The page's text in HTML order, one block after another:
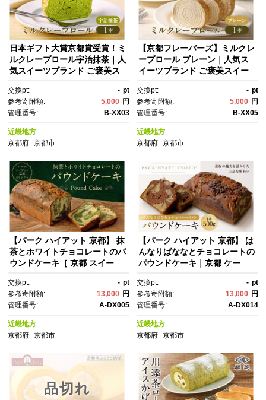
日本ギフト大賞京都賞受賞！ミ
ルクレープロール宇治抹茶｜人
気スイーツブランド ご褒美ス
ルクレープのロールケーキ 厳
選茶葉使用 人気 小さめ おすす
め グルメ 洋菓子 ケーキ クレー
プ ギフト プレゼント お取り寄
せ 通販 送料無料 ふるさと納
税 ］
交換pt: - pt
参考寄附額:
5,000 円
管理番号:
B-XX03
近畿地方
京都府
京都市
【京都フレーバーズ】ミルクレ
ープロール プレーン｜人気ス
イーツブランド ご褒美スイー
レープのロールケーキ 生クリ
ーム 人気 小さめ おすすめ グル
メ 洋菓子 ケーキ クレープ ギフ
ト プレゼント お取り寄せ 通
販 送料無料 ふるさと納税 ］
交換pt: - pt
参考寄附額:
5,000 円
管理番号:
B-XX05
近畿地方
京都府 京都市
【パーク ハイアット 京都】 抹
茶とホワイトチョコレートのパ
ウンドケーキ［ 京都 スイー
め お取り寄せ お菓子 洋菓子 ふ
るさと納税 ］
交換pt: - pt
参考寄附額:
13,000 円
管理番号:
A-DX005
近畿地方
京都府
京都市
【パーク ハイアット 京都】 は
んなりばななとチョコレートの
パウンドケーキ｜京都 ケー
キ ケーキ バナナ チョコレー
ト 人気 おすすめ お菓子 洋菓
子 ギフト プレゼント 贈答 お取
り寄せ 通販 送料無料 ふるさと
納税 ］
交換pt: - pt
参考寄附額:
13,000 円
管理番号:
A-DX014
近畿地方
京都府 京都市
品切れ